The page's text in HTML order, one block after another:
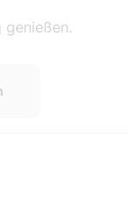
genießen.